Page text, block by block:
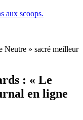
Neutre » sacré meilleur
: « Le
en ligne